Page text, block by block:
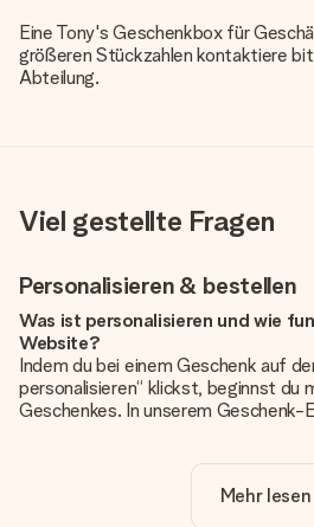
Eine Tony's Geschenkbox für
größeren Stückzahlen kontaktiere
Abteilung.
Viel gestellte Fragen
Personalisieren & bestellen
Was ist personalisieren und wie
Website?
Indem du bei einem Geschenk auf
personalisieren“ klickst, beginnst du
Geschenkes. In unserem Geschenk-
noch eines unserer angebotenen
Geschenk die perfekte Ausstrahlung
Mehr lesen